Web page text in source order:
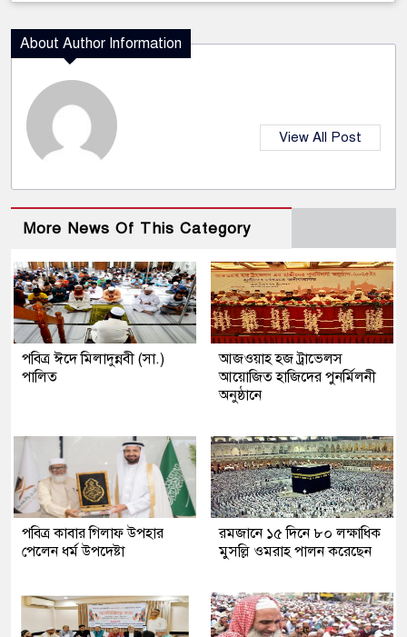
About Author Information
View All Post
More News Of This Category
পবিত্র ঈদে মিলাদুন্নবী (সা.)
পালিত
আজওয়াহ হজ ট্রাভেলস
আয়োজিত হাজিদের পুনর্মিলনী
অনুষ্ঠানে
পবিত্র কাবার গিলাফ উপহার
পেলেন ধর্ম উপদেষ্টা
রমজানে ১৫ দিনে ৮০ লক্ষাধিক
মুসল্লি ওমরাহ পালন করেছেন